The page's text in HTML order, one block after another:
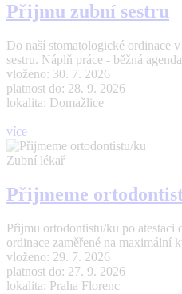
Přijmu zubní sestru
Do naší stomatologické ordinace
sestru. Náplň práce - běžná
vloženo: 30. 7. 2026
platnost do: 28. 9. 2026
lokalita: Domažlice
více
Zubní lékař
Přijmeme
Přijmu ortodontistu/ku po atestaci
ordinace zaměřené na maximální
vloženo: 29. 7. 2026
platnost do: 27. 9. 2026
lokalita: Praha Florenc